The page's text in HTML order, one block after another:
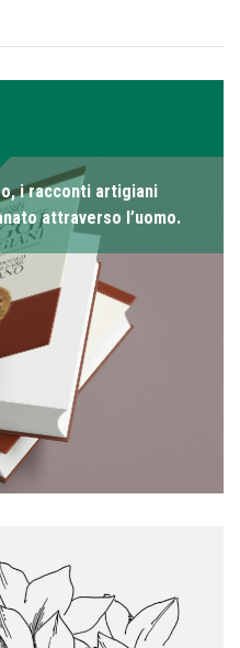
i racconti artigiani
attraverso l’uomo.